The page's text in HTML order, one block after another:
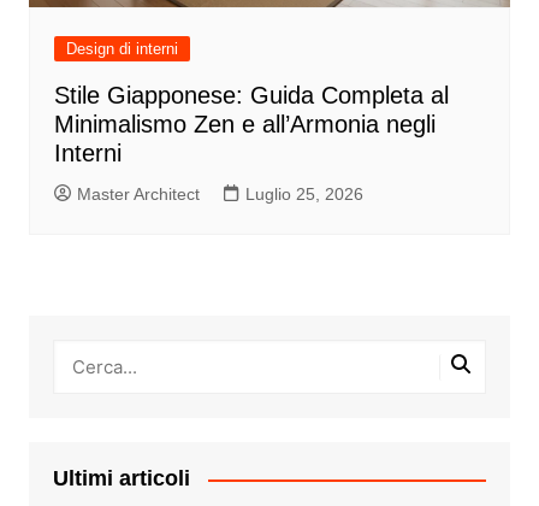
Design di interni
Stile Giapponese: Guida Completa al
Minimalismo Zen e all’Armonia negli
Interni
Master Architect Luglio 25, 2026
Ultimi articoli